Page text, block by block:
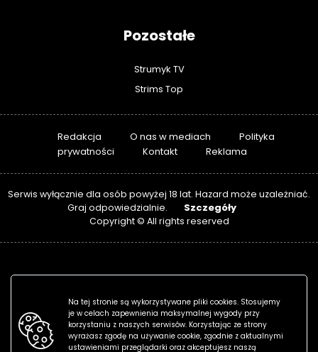
Pozostałe
Strumyk TV
Strims Top
Redakcja O nas w mediach
Polityka
prywatności
Kontakt Reklama
Serwis wyłącznie dla osób powyżej 18 lat. Hazard może uzależniać.
Graj odpowiedzialnie.
Szczegóły
Copyright © All rights reserved
Na tej stronie są wykorzystywane pliki cookies. Stosujemy
je w celach zapewnienia maksymalnej wygody przy
korzystaniu z naszych serwisów. Korzystając ze strony
wyrażasz zgodę na używanie cookie, zgodnie z aktualnymi
ustawieniami przeglądarki oraz akceptujesz naszą